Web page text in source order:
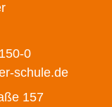
0
schule.de
157